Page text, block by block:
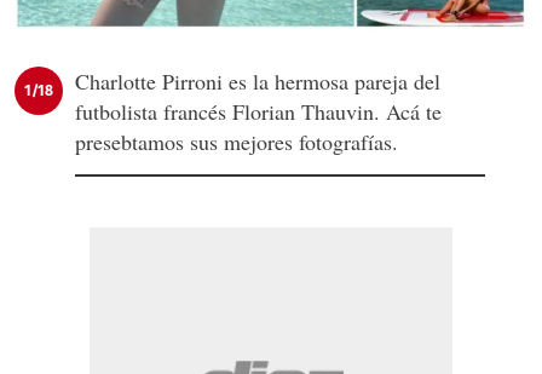
1/18
Charlotte Pirroni es la hermosa pareja del
futbolista francés Florian Thauvin. Acá te
presebtamos sus mejores fotografías.